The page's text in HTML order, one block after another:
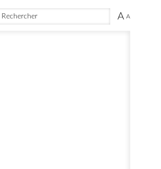
FORMULAIRE DE RECHERCHE RECHERCHER
A A